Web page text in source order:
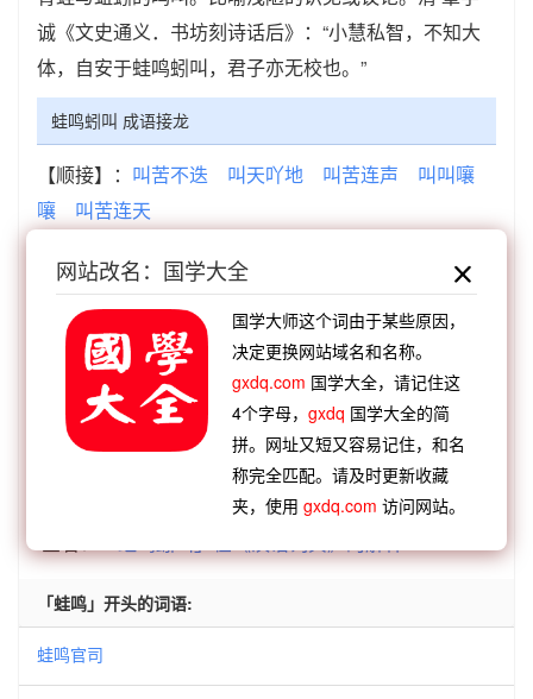
诚《文史通义．书坊刻诗话后》：“小慧私智，不知大
体，自安于蛙鸣蚓叫，君子亦无校也。”
蛙鸣蚓叫 成语接龙
【顺接】： 叫苦不迭 叫天吖地 叫苦连声
叫叫嚷
嚷
叫苦连天
大喊大叫 鸡飞狗叫
【逆接】：白灶生蛙 臼灶生蛙 沉灶生蛙
鼓奏鸣
云龙井蛙 井底之蛙 一部鸣蛙
越王轼蛙
【逆接】：
蛙蟆胜负 蛙鸣蚓叫 蛙鸣蝉噪
蛙鸣官
蛙鸣鼓吹 蛙鸣狗吠 蛙鸣鸱叫 蛙音闰位
「蛙鸣蚓叫」的典故、蛙鸣蚓叫成语故事
「蛙鸣」开头的词语:
蛙鸣官司
网站改名：国学大全
国学大师这个词由于某些原因，
决定更换网站域名和名称。
gxdq.com 国学大全，请记住这
4个字母，gxdq 国学大全的简
拼。网址又短又容易记住，和名
称完全匹配。请及时更新收藏
夹，使用gxdq.com 访问网站。